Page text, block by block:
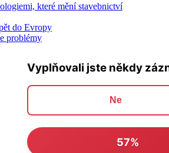
které mění stavebnictví
do Evropy
problémy
Vyplňovali jste někdy
Ne
57%